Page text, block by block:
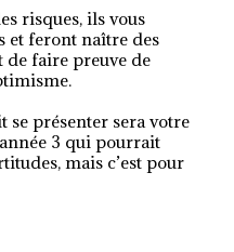
risques, ils vous
et feront naître des
de faire preuve de
se présenter sera votre
3 qui pourrait
mais c’est pour